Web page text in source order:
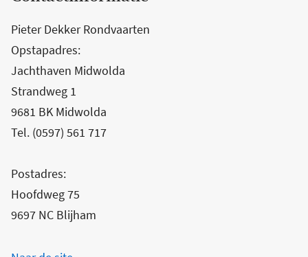
Pieter Dekker Rondvaarten
Opstapadres:
Jachthaven Midwolda
Strandweg 1
9681 BK Midwolda
Tel. (0597) 561 717
Postadres:
Hoofdweg 75
9697 NC Blijham